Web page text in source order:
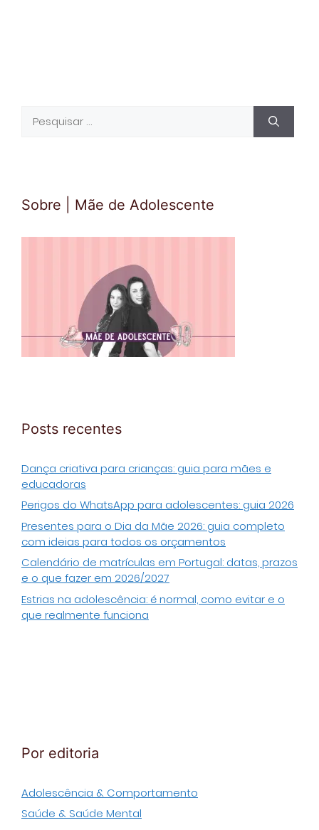
por:
Sobre | Mãe de Adolescente
Posts recentes
Dança criativa para crianças: guia para mães e
educadoras
Perigos do WhatsApp para adolescentes: guia 2026
Presentes para o Dia da Mãe 2026: guia completo
com ideias para todos os orçamentos
Calendário de matrículas em Portugal: datas, prazos
e o que fazer em 2026/2027
Estrias na adolescência: é normal, como evitar e o
que realmente funciona
Por editoria
Adolescência & Comportamento
Saúde & Saúde Mental